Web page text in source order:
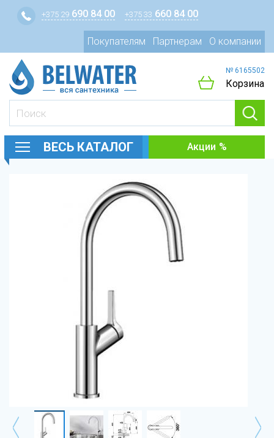
+375 29 690 84 00 +375 33 660 84 00
Покупателям Партнерам О компании
№ 6165502
Корзина
ВЕСЬ КАТАЛОГ Акции